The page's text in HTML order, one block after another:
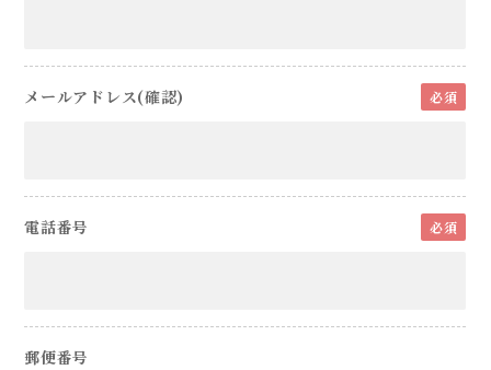
メールアドレス(確認) 必須
電話番号 必須
郵便番号